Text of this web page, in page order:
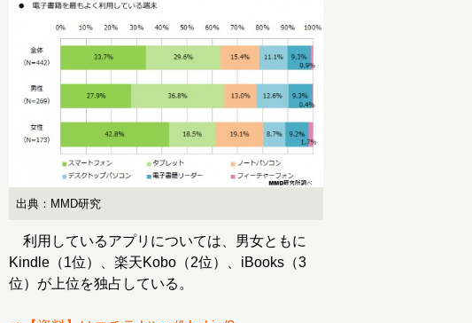
出典：MMD研究
利用しているアプリについては、男女ともに
Kindle（1位）、楽天Kobo（2位）、iBooks（3
位）が上位を独占している。